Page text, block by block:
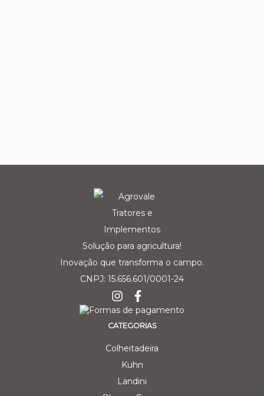
Solução para agricultura!
Inovação que transforma o campo.
CNPJ: 15.656.601/0001-24
CATEGORIAS
Colheitadeira
Kuhn
Landini